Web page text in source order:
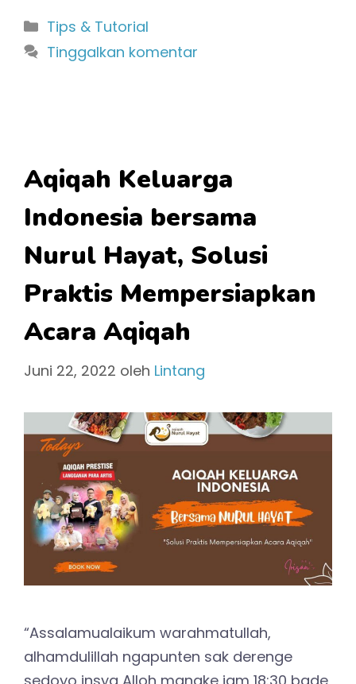
Kategori
Tips & Tutorial
Tinggalkan komentar
Aqiqah Keluarga
Indonesia bersama
Nurul Hayat, Solusi
Praktis Mempersiapkan
Acara Aqiqah
Juni 22, 2022 oleh Lintang
“Assalamualaikum warahmatullah,
alhamdulillah ngapunten sak derenge